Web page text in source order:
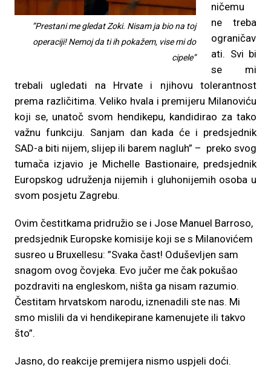
”Prestani me gledat Zoki. Nisam ja bio na toj
operaciji! Nemoj da ti ih pokažem, vise mi do
cipele”
ničemu
ne treba
ograničav
ati. Svi bi
se mi
trebali ugledati na Hrvate i njihovu tolerantnost
prema različitima. Veliko hvala i premijeru Milanoviću
koji se, unatoč svom hendikepu, kandidirao za tako
važnu funkciju. Sanjam dan kada će i predsjednik
SAD-a biti nijem, slijep ili barem nagluh” – preko svog
tumača izjavio je Michelle Bastionaire, predsjednik
Europskog udruženja nijemih i gluhonijemih osoba u
svom posjetu Zagrebu.
Ovim čestitkama pridružio se i Jose Manuel Barroso,
predsjednik Europske komisije koji se s Milanovićem
susreo u Bruxellesu: ”Svaka čast! Oduševljen sam
snagom ovog čovjeka. Evo jučer me čak pokušao
pozdraviti na engleskom, ništa ga nisam razumio.
Čestitam hrvatskom narodu, iznenadili ste nas. Mi
smo mislili da vi hendikepirane kamenujete ili takvo
što”.
Jasno, do reakcije premijera nismo uspjeli doći.